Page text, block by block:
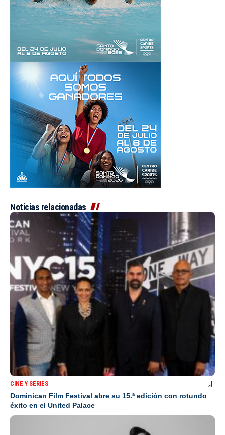
Noticias relacionadas
CINE Y SERIES
Dominican Film Festival abre su 15.ª edición con rotundo
éxito en el United Palace